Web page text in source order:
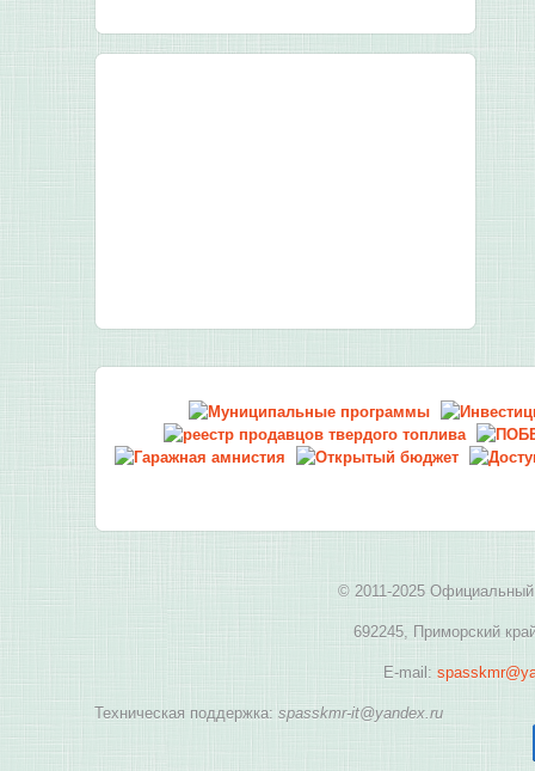
© 2011-2025 Официальный
692245, Приморский
E-mail:
Техническая поддержка: spasskmr-it@yandex.ru